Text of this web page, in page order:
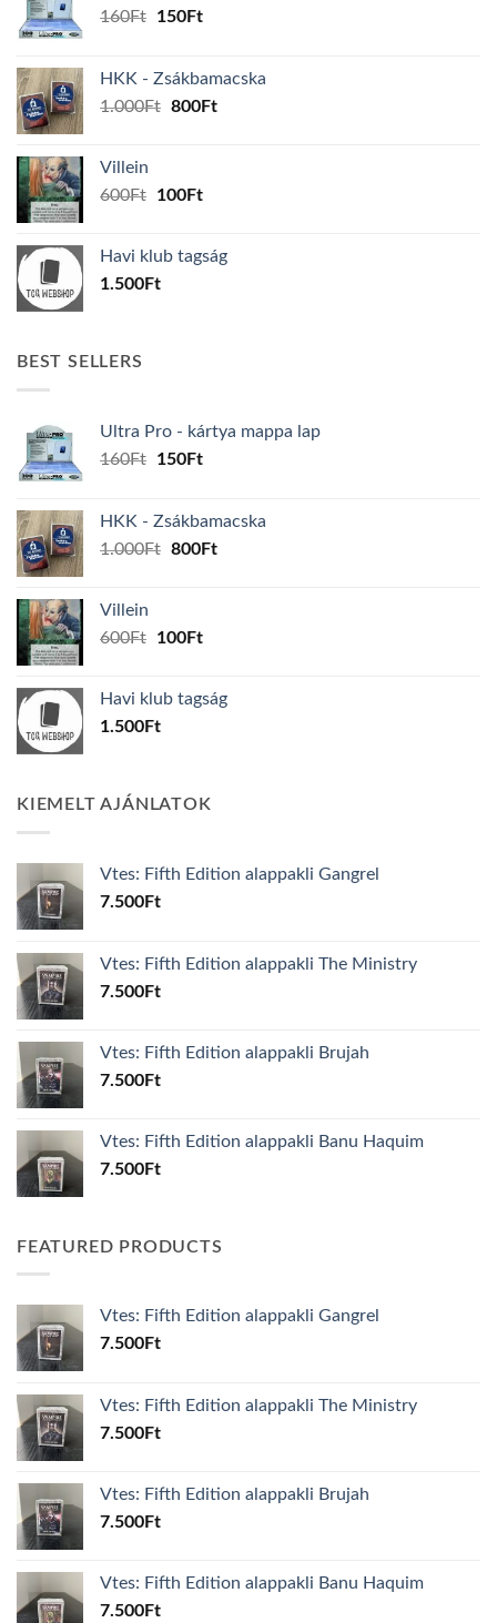
160Ft
Original
160Ft.
150FtCurrent
150Ft.
HKK - Zsákbamacska
1.000Ft Original
800FtCurrent
Villein
600Ft
Original
600Ft.
100FtCurrent
100Ft.
Havi klub tagság
1.500Ft
BEST SELLERS
Ultra Pro - kártya mappa lap
160Ft
Original
160Ft.
150FtCurrent
150Ft.
HKK - Zsákbamacska
1.000Ft Original
800FtCurrent
Villein
600Ft
Original
600Ft.
100FtCurrent
100Ft.
Havi klub tagság
1.500Ft
KIEMELT AJÁNLATOK
Vtes: Fifth Edition alappakli Gangrel
7.500Ft
Vtes: Fifth Edition alappakli The Ministry
7.500Ft
Vtes: Fifth Edition alappakli Brujah
7.500Ft
Vtes: Fifth Edition alappakli Banu Haquim
7.500Ft
FEATURED PRODUCTS
Vtes: Fifth Edition alappakli Gangrel
7.500Ft
Vtes: Fifth Edition alappakli The Ministry
7.500Ft
Vtes: Fifth Edition alappakli Brujah
7.500Ft
Vtes: Fifth Edition alappakli Banu Haquim
7.500Ft